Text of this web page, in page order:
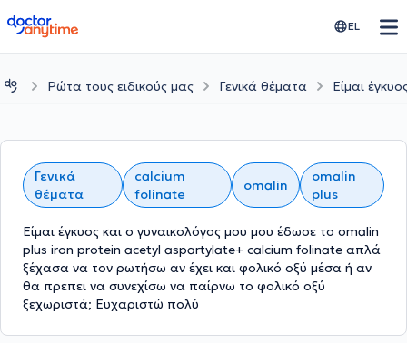
doctoranytime EL
Ρώτα τους ειδικούς μας Γενικά θέματα Είμαι
Γενικά
θέματα
calcium
folinate
omalin
omalin
plus
Είμαι έγκυος και ο γυναικολόγος μου μου έδωσε το omalin
plus iron protein acetyl aspartylate+ calcium folinate απλά
ξέχασα να τον ρωτήσω αν έχει και φολικό οξύ μέσα ή αν
θα πρεπει να συνεχίσω να παίρνω το φολικό οξύ
ξεχωριστά; Ευχαριστώ πολύ